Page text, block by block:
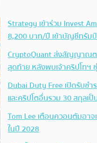
Strategy เข้าร่วม Invest
8,200 บาท/ปี เข้าบัญชีทรัม
CryptoQuant ส่งสัญญาณต
สุดท้าย หลังพบเจ้าคริปโทฯ ซุ่
Dubai Duty Free เปิดรับชำ
และคริปโตอื่นรวม 30 สกุลเ
Tom Lee เตือนควอนตัมอาจ
ในปี 2028